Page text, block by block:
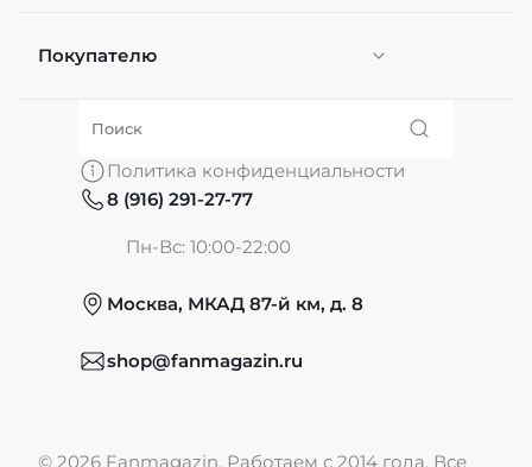
Персонификация
Покупателю
О нас
Обмен и возврат
Политика конфиденциальности
8 (916) 291-27-77
Пн-Вс: 10:00-22:00
Москва, МКАД 87-й км, д. 8
shop@fanmagazin.ru
© 2026 Fanmagazin, Работаем с 2014 года. Все